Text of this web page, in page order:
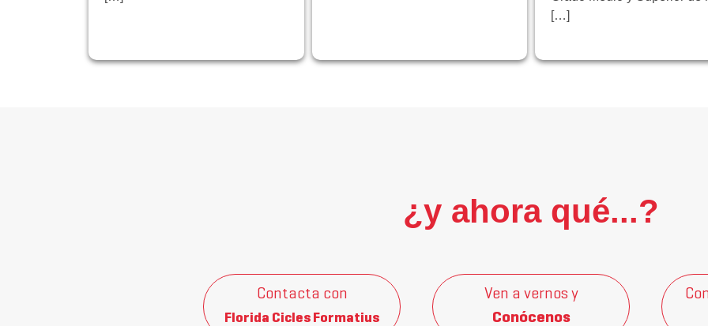
[…]
¿y ahora qué...?
Contacta con
Florida Cicles Formatius
Ven a vernos y
Conócenos